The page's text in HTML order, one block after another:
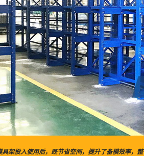
具架投入使用后，既节省空间，提升了备模效率，